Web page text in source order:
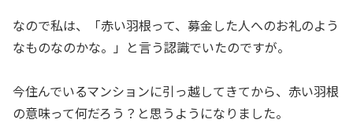
なので私は、「赤い羽根って、募金した人へのお礼のよう
なものなのかな。」と言う認識でいたのですが。
今住んでいるマンションに引っ越してきてから、赤い羽根
の意味って何だろう？と思うようになりました。